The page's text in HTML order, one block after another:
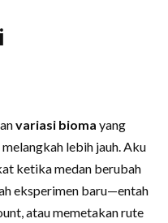
variasi bioma yang
lebih jauh. Aku
ketika medan berubah
eksperimen baru—entah
atau memetakan rute